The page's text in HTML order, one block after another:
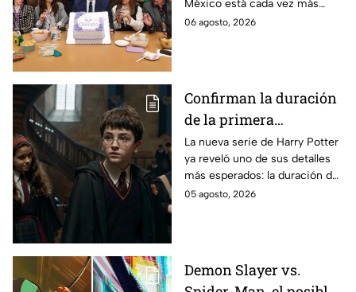
entre los fans
México está cada vez más
cerca, pues el elenco ya se
06 agosto, 2026
Confirman la duración
de la primera
temporada de Harry
Potter y emocionará a
los fans de los libros
La nueva serie de Harry Potter
ya reveló uno de sus detalles
más esperados: la duración de
la primera temporada basada
05 agosto, 2026
Demon Slayer vs.